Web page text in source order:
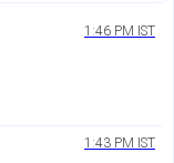
1:46 PM IST
1:43 PM IST